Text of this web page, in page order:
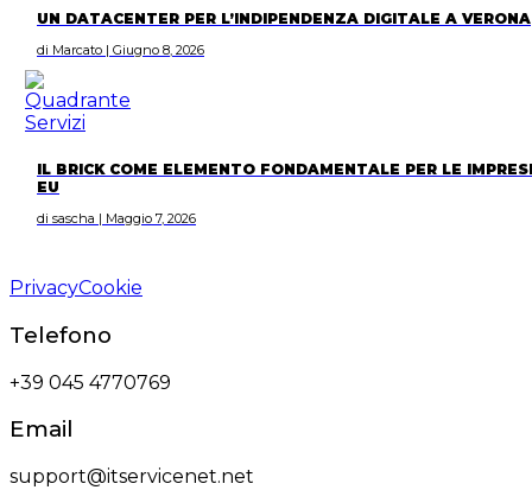
UN DATACENTER PER L’INDIPENDENZA DIGITALE A VERONA
di Marcato | Giugno 8, 2026
IL BRICK COME ELEMENTO FONDAMENTALE PER LE
EU
di sascha | Maggio 7, 2026
PrivacyCookie
Telefono
+39 045 4770769
Email
support@itservicenet.net